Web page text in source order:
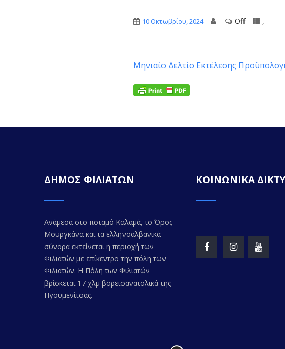
10 Οκτωβρίου, 2024 Off ,
Μηνιαίο Δελτίο Εκτέλεσης
ΔΗΜΟΣ ΦΙΛΙΑΤΩΝ
Ανάμεσα στο ποταμό Καλαμά, το Όρος
Μουργκάνα και τα ελληνοαλβανικά
σύνορα εκτείνεται η περιοχή των
Φιλιατών με επίκεντρο την πόλη των
Φιλιατών. Η Πόλη των Φιλιατών
βρίσκεται 17 χλμ βορειοανατολικά της
Ηγουμενίτσας.
ΚΟΙΝΩΝΙΚΑ